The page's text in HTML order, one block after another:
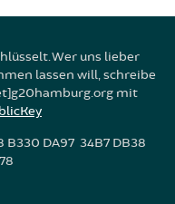
Wer uns lieber
lassen will, schreibe
mit
B330 DA97 34B7 DB38